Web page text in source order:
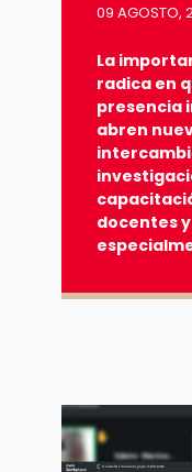
09 AGOSTO,
La
radica en
presencia
abren
docentes